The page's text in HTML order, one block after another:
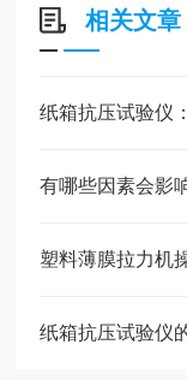
相关文章
有哪些因素会影
塑料薄膜拉力机